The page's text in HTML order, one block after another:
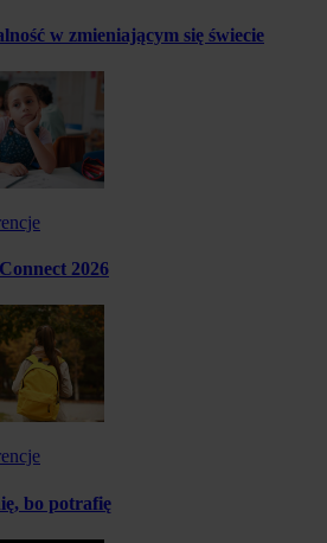
w zmieniającym się świecie
2026
bo potrafię